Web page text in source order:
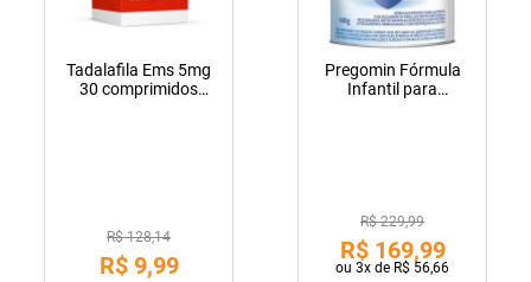
Tadalafila Ems 5mg
30 comprimidos
R$ 128,14
R$ 9,99
Pregomin Fórmula
Infantil para
R$ 229,99
R$ 169,99
ou 3x de R$ 56,66